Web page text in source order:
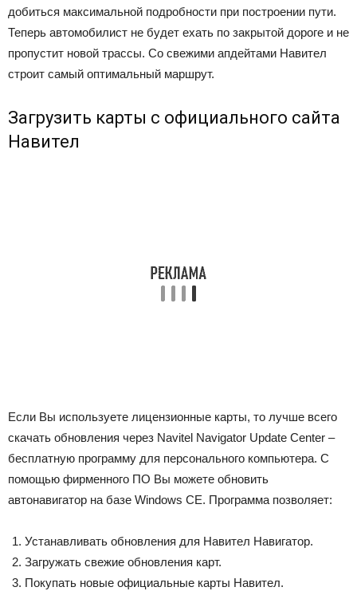
добиться максимальной подробности при построении пути.
Теперь автомобилист не будет ехать по закрытой дороге и не
пропустит новой трассы. Со свежими апдейтами Навител
строит самый оптимальный маршрут.
Загрузить карты с официального сайта
Навител
Если Вы используете лицензионные карты, то лучше всего
скачать обновления через Navitel Navigator Update Center –
бесплатную программу для персонального компьютера. С
помощью фирменного ПО Вы можете обновить
автонавигатор на базе Windows CE. Программа позволяет:
Устанавливать обновления для Навител Навигатор.
Загружать свежие обновления карт.
Покупать новые официальные карты Навител.